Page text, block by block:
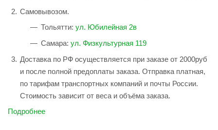
Самовывозом.
Тольятти: ул. Юбилейная 2в
Самара: ул. Физкультурная 119
Доставка по РФ осуществляется при заказе от 2000руб
и после полной предоплаты заказа. Отправка платная,
по тарифам транспортных компаний и почты России.
Стоимость зависит от веса и объёма заказа.
Подробнее